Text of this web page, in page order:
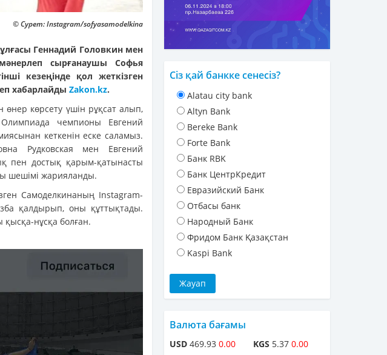
© Сурет: Instagram/sofyasamodelkina
Геннадий Головкин мен
сырғанаушы Софья
кезеңінде қол жеткізген
хабарлайды Zakon.kz.
көрсету үшін рұқсат алып,
чемпионы Евгений
кеткенін еске саламыз.
Рудковская мен Евгений
пен достық қарым-қатынасты
шешімі жарияланды.
Самоделкинаның Instagram-
қалдырып, оны құттықтады.
қысқа-нұсқа болған.
Сіз қай банкке сенесіз?
Alatau city bank
Altyn Bank
Bereke Bank
Forte Bank
Банк RBK
Банк ЦентрКредит
Евразийский Банк
Отбасы банк
Народный Банк
Фридом Банк Қазақстан
Kaspi Bank
Валюта бағамы
USD 469.93 0.00
KGS 5.37 0.00